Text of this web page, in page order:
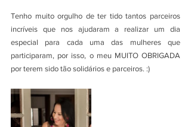
Tenho muito orgulho de ter tido tantos parceiros
incríveis que nos ajudaram a realizar um dia
especial para cada uma das mulheres que
participaram, por isso, o meu MUITO OBRIGADA
por terem sido tão solidários e parceiros. :)